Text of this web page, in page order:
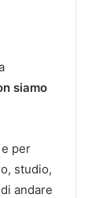
siamo
per
studio,
andare